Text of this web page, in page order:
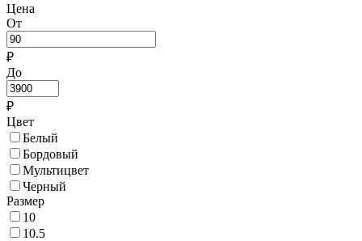
Цена
От
₽
До
₽
Цвет
Белый
Бордовый
Мультицвет
Черный
Размер
10
10.5